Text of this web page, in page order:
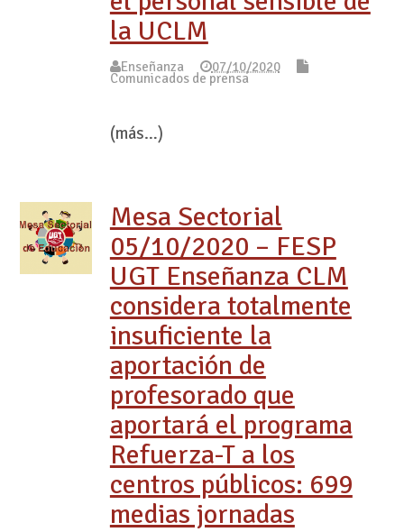
la UCLM
Enseñanza 07/10/2020
Comunicados de prensa
(más…)
Mesa Sectorial
05/10/2020 – FESP
UGT Enseñanza CLM
considera totalmente
insuficiente la
aportación de
profesorado que
aportará el programa
Refuerza-T a los
centros públicos: 699
medias jornadas